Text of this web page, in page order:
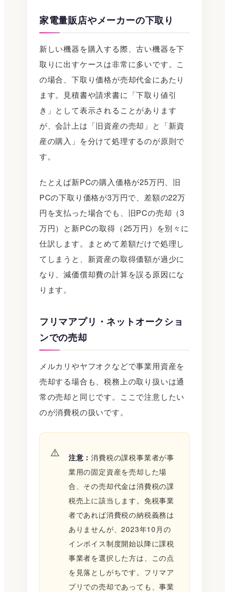
家電量販店やメーカーの下取り
新しい機器を購入する際、古い機器を下
取りに出すケースは非常に多いです。こ
の場合、下取り価格が売却代金にあたり
ます。見積書や請求書に「下取り値引
き」として表示されることがあります
が、会計上は「旧資産の売却」と「新資
産の購入」を分けて処理するのが原則で
す。
たとえば新PCの購入価格が25万円、旧
PCの下取り価格が3万円で、差額の22万
円を支払った場合でも、旧PCの売却（3
万円）と新PCの取得（25万円）を別々に
仕訳します。まとめて差額だけで処理し
てしまうと、新資産の取得価額が過少に
なり、減価償却費の計算を誤る原因にな
ります。
フリマアプリ・ネットオークショ
ンでの売却
メルカリやヤフオクなどで事業用資産を
売却する場合も、税務上の取り扱いは通
常の売却と同じです。ここで注意したい
のが消費税の扱いです。
注意：消費税の課税事業者が事
業用の固定資産を売却した場
合、その売却代金は消費税の課
税売上に該当します。免税事業
者であれば消費税の納税義務は
ありませんが、2023年10月の
インボイス制度開始以降に課税
事業者を選択した方は、この点
を見落としがちです。フリマア
プリでの売却であっても、事業